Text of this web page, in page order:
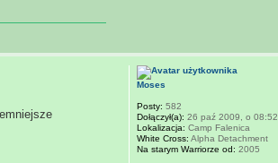
Moses
Posty: 582
Dołączył(a): 26 paź 2009, o 08:52
Lokalizacja: Camp Falenica
White Cross: Alpha Detachment
Na starym Warriorze od: 2005